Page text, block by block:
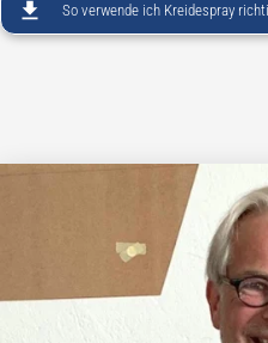
So verwende ich Kreidespray